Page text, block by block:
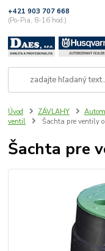
+421 903 707 668
(Po-Pia, 8-16 hod.)
Úvod ZÁVLAHY
ventil
Šachta pre ventily
Šachta pre